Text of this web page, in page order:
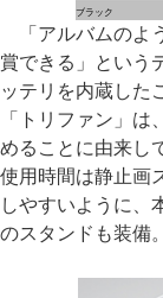
ブラック
「アルバムのよ
賞できる」という
ッテリを内蔵した
「トリファン」
めることに由来し
使用時間は静止画
しやすいように、
のスタンドも装備。